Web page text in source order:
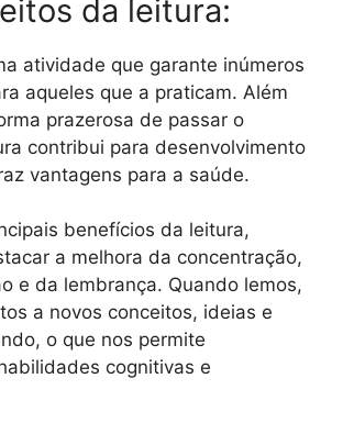
da leitura:
atividade que garante inúmeros
aqueles que a praticam. Além
prazerosa de passar o
contribui para desenvolvimento
vantagens para a saúde.
benefícios da leitura,
a melhora da concentração,
e da lembrança. Quando lemos,
a novos conceitos, ideias e
o que nos permite
cognitivas e